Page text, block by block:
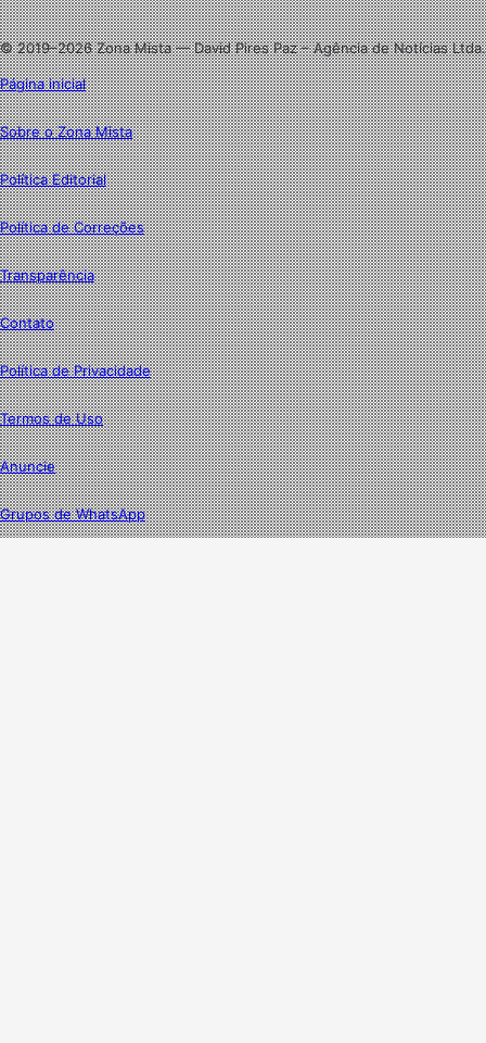
Instagram
© 2019–2026 Zona Mista — David Pires Paz – Agência de Notícias Ltda.
Página inicial
Sobre o Zona Mista
Política Editorial
Política de Correções
Transparência
Contato
Política de Privacidade
Termos de Uso
Anuncie
Grupos de WhatsApp